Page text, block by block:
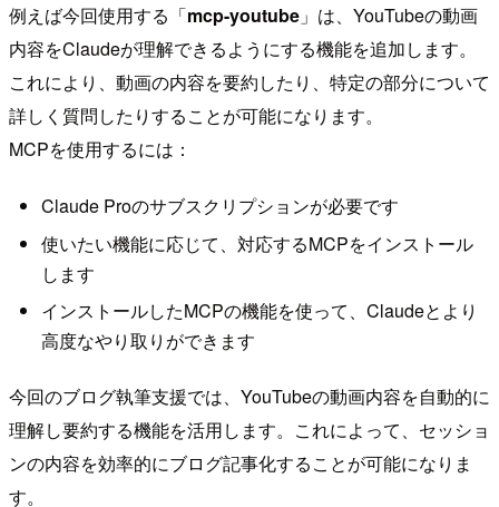
例えば今回使用する「mcp-youtube 」は、YouTubeの動画
内容をClaudeが理解できるようにする機能を追加します。
これにより、動画の内容を要約したり、特定の部分について
詳しく質問したりすることが可能になります。
MCPを使用するには：
Claude Proのサブスクリプションが必要です
使いたい機能に応じて、対応するMCPをインストール
します
インストールしたMCPの機能を使って、Claudeとより
高度なやり取りができます
今回のブログ執筆支援では、YouTubeの動画内容を自動的に
理解し要約する機能を活用します。これによって、セッショ
ンの内容を効率的にブログ記事化することが可能になりま
す。